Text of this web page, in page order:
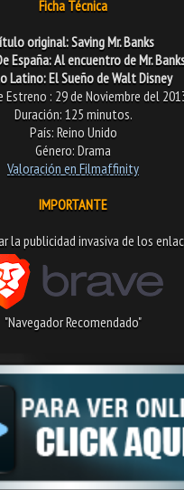
Ficha Técnica
original: Saving Mr. Banks
España: Al encuentro de Mr.
Latino: El Sueño de Walt Disney
Estreno : 29 de Noviembre del
Duración: 125 minutos.
País: Reino Unido
Género: Drama
Valoración en Filmaffinity
IMPORTANTE
la publicidad invasiva de los
"Navegador Recomendado"